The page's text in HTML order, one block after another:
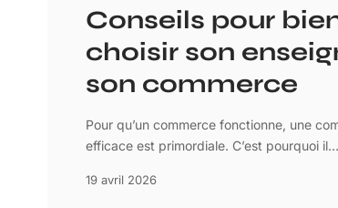
Conseils pour
choisir son
son commerce
Pour qu’un commerce fonctionne, une
efficace est primordiale. C’est pourquoi il…
19 avril 2026